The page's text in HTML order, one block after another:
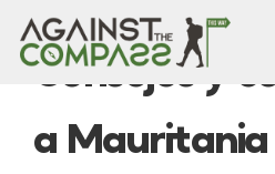
Consejos y
a